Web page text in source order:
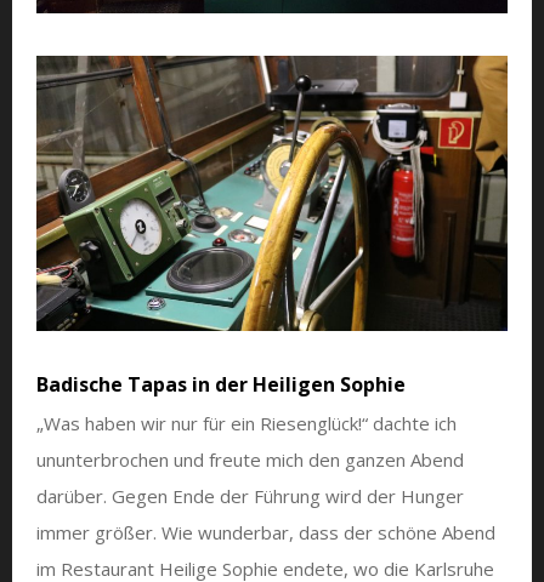
Badische Tapas in der Heiligen Sophie
„Was haben wir nur für ein Riesenglück!“ dachte ich
ununterbrochen und freute mich den ganzen Abend
darüber. Gegen Ende der Führung wird der Hunger
immer größer. Wie wunderbar, dass der schöne Abend
im Restaurant Heilige Sophie endete, wo die Karlsruhe